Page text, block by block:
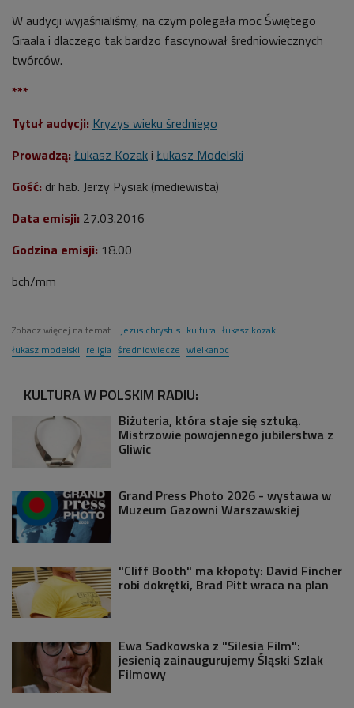
W audycji wyjaśnialiśmy, na czym polegała moc Świętego
Graala i dlaczego tak bardzo fascynował średniowiecznych
twórców.
***
Tytuł audycji: Kryzys wieku średniego
Prowadzą: Łukasz Kozak i Łukasz Modelski
Gość: dr hab. Jerzy Pysiak (mediewista)
Data emisji: 27.03.2016
Godzina emisji: 18.00
bch/mm
Zobacz więcej na temat: jezus chrystus kultura łukasz kozak
łukasz modelski religia średniowiecze wielkanoc
KULTURA W POLSKIM RADIU:
Biżuteria, która staje się sztuką.
Mistrzowie powojennego jubilerstwa z
Gliwic
Grand Press Photo 2026 - wystawa w
Muzeum Gazowni Warszawskiej
"Cliff Booth" ma kłopoty: David Fincher
robi dokrętki, Brad Pitt wraca na plan
Ewa Sadkowska z "Silesia Film":
jesienią zainaugurujemy Śląski Szlak
Filmowy